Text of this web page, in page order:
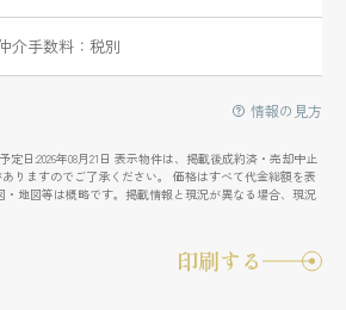
介手数料：税別
情報の見方
定日:2026年08月21日 表示物件は、掲載後成約済・売却中止
りますのでご了承ください。 価格はすべて代金総額を表
地図等は概略です。掲載情報と現況が異なる場合、現況
印刷する